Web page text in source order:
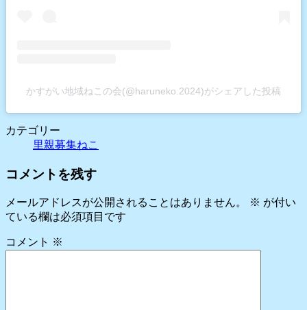
かすがい地域ねこの会(@haruneko.2024)がシェアした投稿
カテゴリー
里親募集ねこ
コメントを残す
メールアドレスが公開されることはありません。 ※ が付い
ている欄は必須項目です
コメント ※